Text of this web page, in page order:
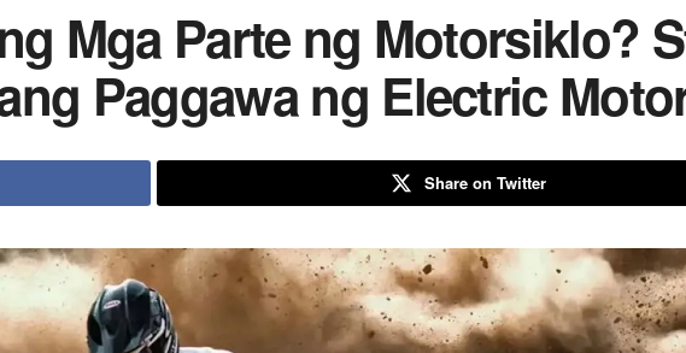
Mga Parte ng Motorsiklo?
Paggawa ng Electric
Share on Twitter